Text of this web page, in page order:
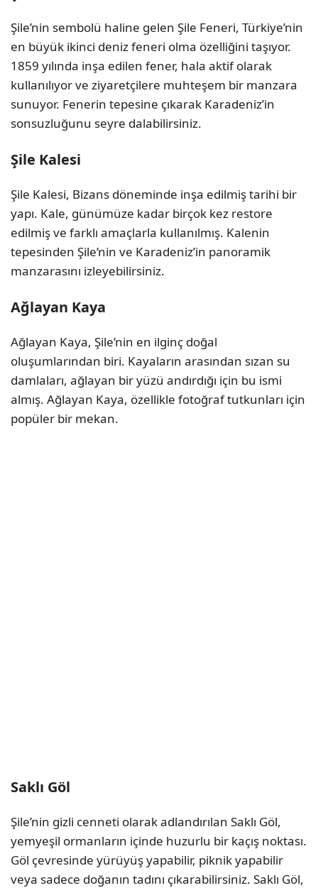
Şile’nin sembolü haline gelen Şile Feneri, Türkiye’nin
en büyük ikinci deniz feneri olma özelliğini taşıyor.
1859 yılında inşa edilen fener, hala aktif olarak
kullanılıyor ve ziyaretçilere muhteşem bir manzara
sunuyor. Fenerin tepesine çıkarak Karadeniz’in
sonsuzluğunu seyre dalabilirsiniz.
Şile Kalesi
Şile Kalesi, Bizans döneminde inşa edilmiş tarihi bir
yapı. Kale, günümüze kadar birçok kez restore
edilmiş ve farklı amaçlarla kullanılmış. Kalenin
tepesinden Şile’nin ve Karadeniz’in panoramik
manzarasını izleyebilirsiniz.
Ağlayan Kaya
Ağlayan Kaya, Şile’nin en ilginç doğal
oluşumlarından biri. Kayaların arasından sızan su
damlaları, ağlayan bir yüzü andırdığı için bu ismi
almış. Ağlayan Kaya, özellikle fotoğraf tutkunları için
popüler bir mekan.
Saklı Göl
Şile’nin gizli cenneti olarak adlandırılan Saklı Göl,
yemyeşil ormanların içinde huzurlu bir kaçış noktası.
Göl çevresinde yürüyüş yapabilir, piknik yapabilir
veya sadece doğanın tadını çıkarabilirsiniz. Saklı Göl,